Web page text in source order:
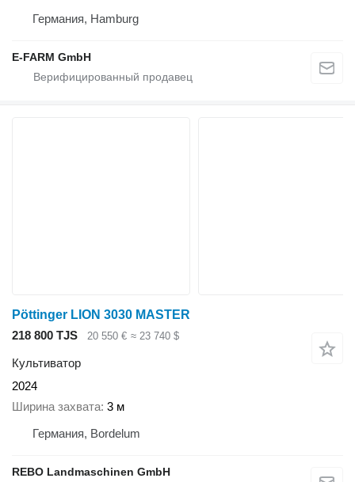
Германия, Hamburg
E-FARM GmbH
Pöttinger LION 3030 MASTER
218 800 TJS
20 550 € ≈ 23 740 $
Культиватор
2024
Ширина захвата 3 м
Германия, Bordelum
REBO Landmaschinen GmbH